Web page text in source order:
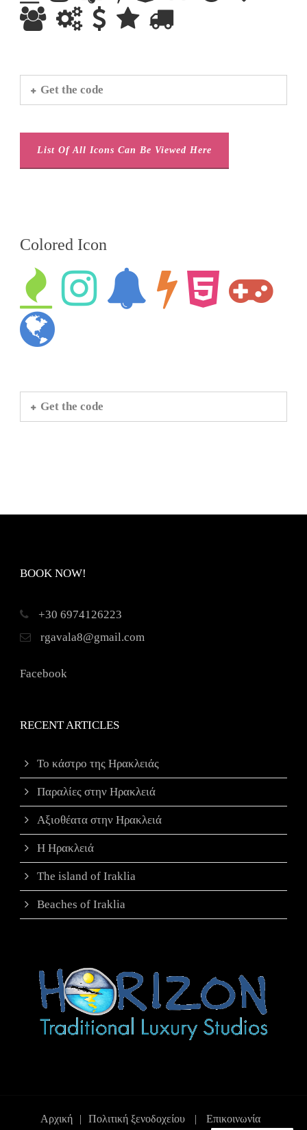
Get the code
List Of All Icons Can Be Viewed Here
Colored Icon
Get the code
BOOK NOW!
+30 6974126223
rgavala8@gmail.com
Facebook
RECENT ARTICLES
Το κάστρο της Ηρακλειάς
Παραλίες στην Ηρακλειά
Αξιοθέατα στην Ηρακλειά
Η Ηρακλειά
The island of Iraklia
Beaches of Iraklia
Αρχική | Πολιτική ξενοδοχείου | Επικοινωνία